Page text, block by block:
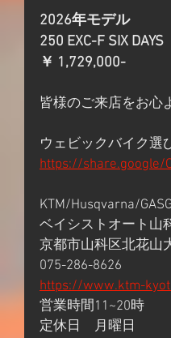
2026年モデル
250 EXC-F SIX DAYS
￥ 1,729,000-
皆様のご来店をお心
ウェビックバイク選
https://share.google/
KTM/Husqvarna/
ベイシストオート山
京都市山科区北花山
075-286-8626
https://www.ktm-
営業時間11~20時
定休日　月曜日